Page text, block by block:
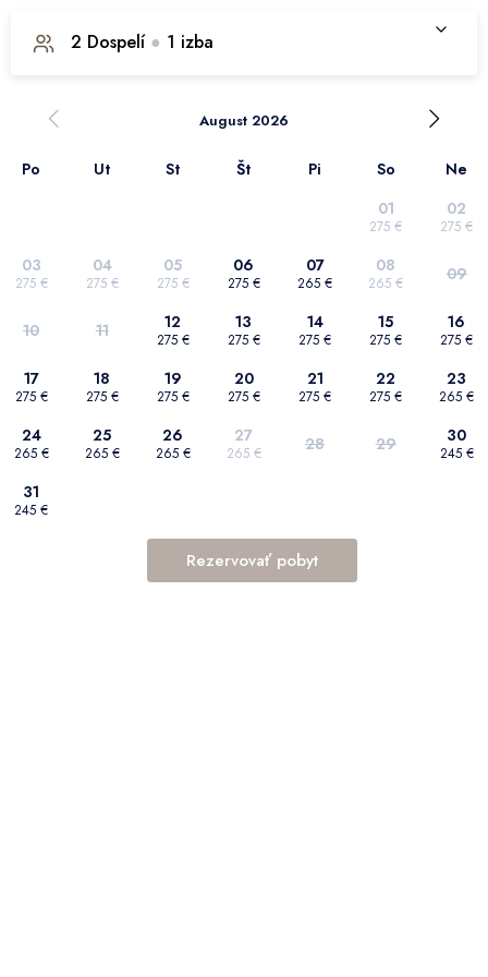
2 Dospelí ● 1 izba
Počet dospelých 2
August 2026
Po Ut St Št Pi So
Ne
01
275 €
02
275 €
03
275 €
04
275 €
05
275 €
06
275 €
07
265 €
08
265 € 09
10 11 12
275 €
13
275 €
14
275 €
15
275 €
16
275 €
17
275 €
18
275 €
19
275 €
20
275 €
21
275 €
22
275 €
23
265 €
24
265 €
25
265 €
26
265 €
27
265 € 28 29 30
245 €
31
245 €
Rezervovať pobyt